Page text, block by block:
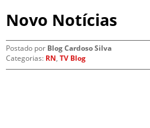
Novo Notícias
Postado por Blog Cardoso Silva
Categorias: RN, TV Blog